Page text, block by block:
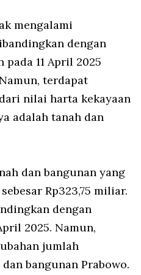
mengalami
dengan
11 April 2025
terdapat
nilai harta kekayaan
adalah tanah dan
dan bangunan yang
Rp323,75 miliar.
dengan
2025. Namun,
jumlah
bangunan Prabowo.